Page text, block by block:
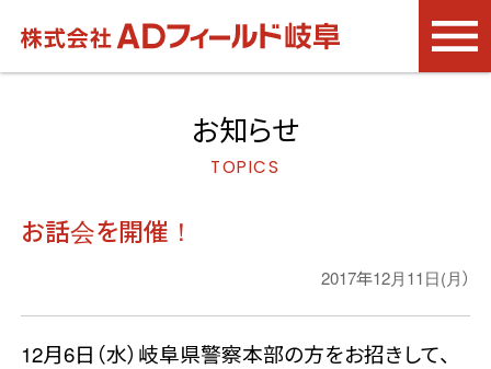
お知らせ
お話会を開催！
2017年12月11日(月）
12月6日（水）岐阜県警察本部の方をお招きして、